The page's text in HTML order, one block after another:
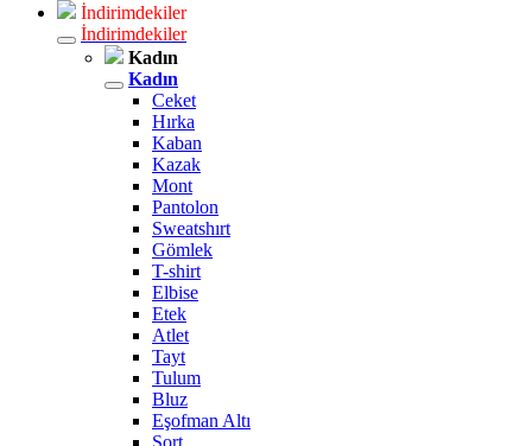
İndirimdekiler
İndirimdekiler
Kadın
Kadın
Ceket
Hırka
Kaban
Kazak
Mont
Pantolon
Sweatshırt
Gömlek
T-shirt
Elbise
Etek
Atlet
Tayt
Tulum
Bluz
Eşofman Altı
Şort